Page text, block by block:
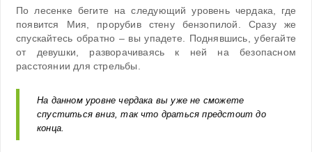
По лесенке бегите на следующий уровень чердака, где
появится Мия, прорубив стену бензопилой. Сразу же
спускайтесь обратно – вы упадете. Поднявшись, убегайте
от девушки, разворачиваясь к ней на безопасном
расстоянии для стрельбы.
На данном уровне чердака вы уже не сможете
спуститься вниз, так что драться предстоит до
конца.